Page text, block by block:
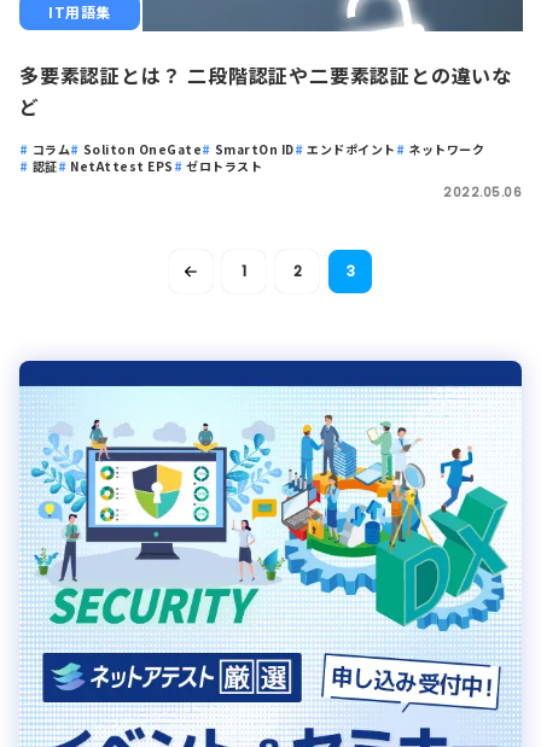
IT用語集
多要素認証とは？ 二段階認証や二要素認証との違いな
ど
コラム Soliton OneGate SmartOn ID エンドポイント
ネットワーク
認証
NetAttest EPS
ゼロトラスト
2022.05.06
1 2 3